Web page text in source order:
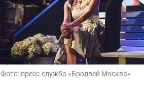
Фото: пресс-служба «Бродвей Москва»